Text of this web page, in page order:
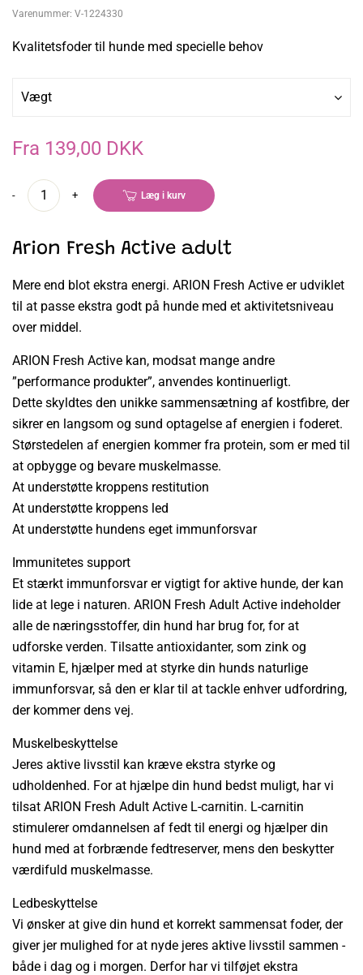
Varenummer: V-1224330
Kvalitetsfoder til hunde med specielle behov
Vægt
Fra 139,00 DKK
- + Læg i kurv
Arion Fresh Active adult
Mere end blot ekstra energi. ARION Fresh Active er udviklet
til at passe ekstra godt på hunde med et aktivitetsniveau
over middel.
ARION Fresh Active kan, modsat mange andre
”performance produkter”, anvendes kontinuerligt.
Dette skyldtes den unikke sammensætning af kostfibre, der
sikrer en langsom og sund optagelse af energien i foderet.
Størstedelen af energien kommer fra protein, som er med til
at opbygge og bevare muskelmasse.
At understøtte kroppens restitution
At understøtte kroppens led
At understøtte hundens eget immunforsvar
Immunitetes support
Et stærkt immunforsvar er vigtigt for aktive hunde, der kan
lide at lege i naturen. ARION Fresh Adult Active indeholder
alle de næringsstoffer, din hund har brug for, for at
udforske verden. Tilsatte antioxidanter, som zink og
vitamin E, hjælper med at styrke din hunds naturlige
immunforsvar, så den er klar til at tackle enhver udfordring,
der kommer dens vej.
Muskelbeskyttelse
Jeres aktive livsstil kan kræve ekstra styrke og
udholdenhed. For at hjælpe din hund bedst muligt, har vi
tilsat ARION Fresh Adult Active L-carnitin. L-carnitin
stimulerer omdannelsen af fedt til energi og hjælper din
hund med at forbrænde fedtreserver, mens den beskytter
værdifuld muskelmasse.
Ledbeskyttelse
Vi ønsker at give din hund et korrekt sammensat foder, der
giver jer mulighed for at nyde jeres aktive livsstil sammen -
både i dag og i morgen. Derfor har vi tilføjet ekstra